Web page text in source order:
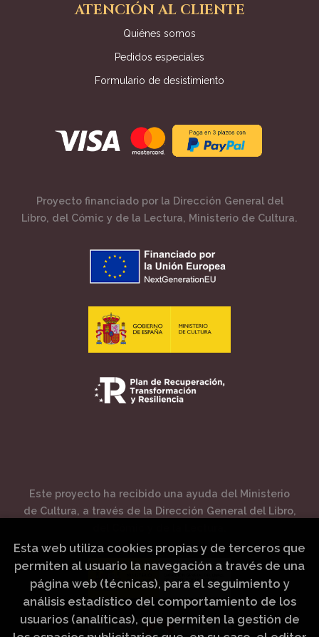
ATENCIÓN AL CLIENTE
Quiénes somos
Pedidos especiales
Formulario de desistimiento
Proyecto financiado por la Dirección General del
Libro, del Cómic y de la Lectura, Ministerio de Cultura.
Este proyecto ha recibido una ayuda del Ministerio
de Cultura, a través de la Dirección General del Libro,
Esta web utiliza cookies propias y de terceros que
permiten al usuario la navegación a través de una
página web (técnicas), para el seguimiento y
análisis estadístico del comportamiento de los
usuarios (analíticas), que permiten la gestión de